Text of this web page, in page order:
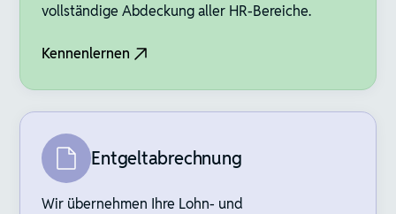
vollständige Abdeckung aller HR-Bereiche.
Kennenlernen
Entgeltabrechnung
Wir übernehmen Ihre Lohn- und